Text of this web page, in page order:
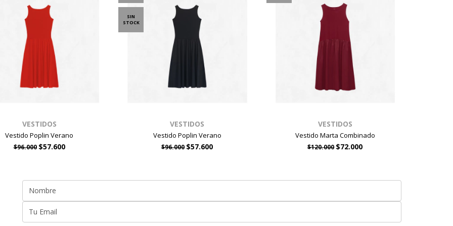
VESTIDOS
Vestido Poplin Verano
$96.000 $57.600
SIN
STOCK
VESTIDOS
Vestido Poplin Verano
$96.000 $57.600
VESTIDOS
Vestido Marta Combinado
$120.000 $72.000